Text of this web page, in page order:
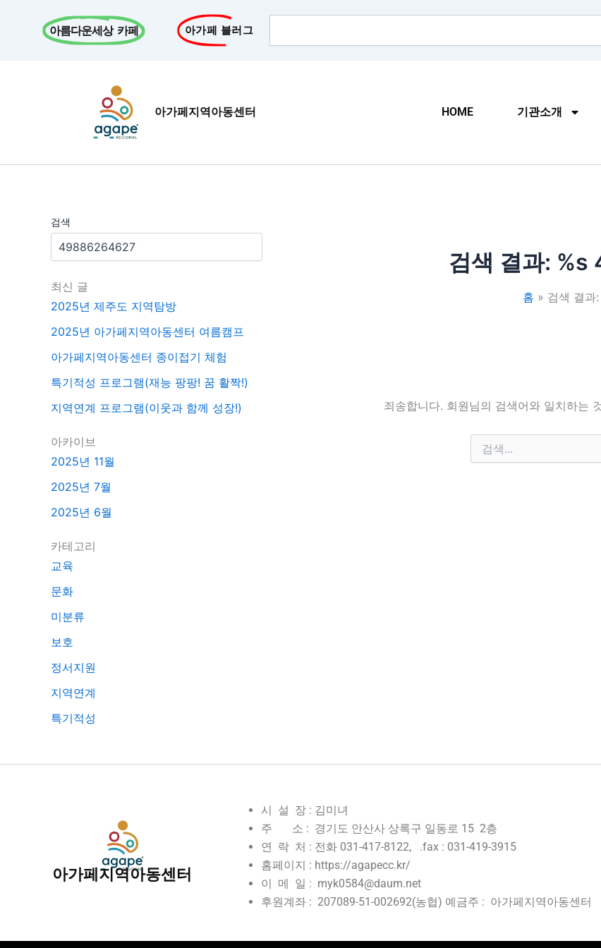
아가페 블러그
아름다운세상 카페
아가페지역아동센터 HOME 기관소개
검색
최신 글
2025년 제주도 지역탐방
2025년 아가페지역아동센터 여름캠프
아가페지역아동센터 종이접기 체험
특기적성 프로그램(재능 팡팡! 꿈 활짝!)
지역연계 프로그램(이웃과 함께 성장!)
아카이브
2025년 11월
2025년 7월
2025년 6월
카테고리
교육
문화
미분류
보호
정서지원
지역연계
특기적성
검색 결과: %s
홈 검색 결
죄송합니다. 회원님의 검색어와 일치하는
색
아가페지역아동센터
시 설 장 : 김미녀
주 소 : 경기도 안산사 상록구 일동로 15 2층
연 락 처 : 전화 031-417-8122, .fax : 031-419-3915
홈페이지 : https://agapecc.kr/
이 메 일 : myk0584@daum.net
후원계좌 : 207089-51-002692(농협) 예금주 : 아가페지역아동센터